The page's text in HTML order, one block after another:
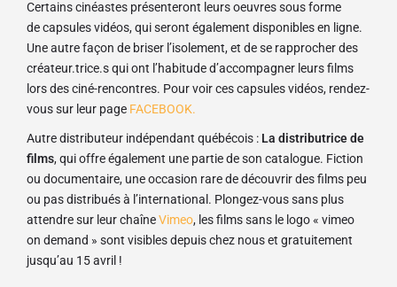
Certains cinéastes présenteront leurs oeuvres sous forme
de capsules vidéos, qui seront également disponibles en ligne.
Une autre façon de briser l’isolement, et de se rapprocher des
créateur.trice.s qui ont l’habitude d’accompagner leursfilms
lors des ciné-rencontres. Pour voir ces capsules vidéos, rendez-
vous sur leur page FACEBOOK.
Autre distributeur indépendant québécois : La distributrice de
films, qui offre également une partie de son catalogue. Fiction
ou documentaire, une occasion rare de découvrir des films peu
ou pas distribués à l’international. Plongez-vous sans plus
attendre sur leur chaîneVimeo, les films sans le logo « vimeo
on demand » sont visibles depuis chez nous et gratuitement
jusqu’au 15 avril !